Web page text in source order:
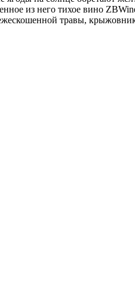
из него тихое вино
травы,